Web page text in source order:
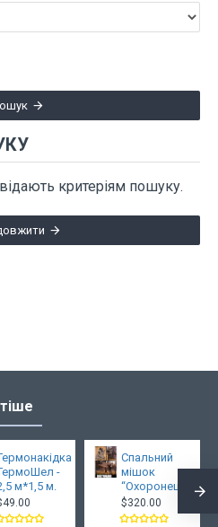
критеріям пошуку.
-
м*1,5 м.
Спальний
мішок
“Охоронець”
$320.00